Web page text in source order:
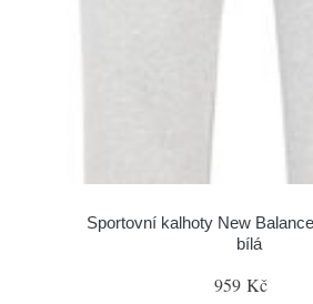
Sportovní kalhoty New
bílá
959 Kč